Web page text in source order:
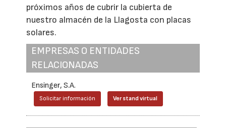
próximos años de cubrir la cubierta de
nuestro almacén de la Llagosta con placas
solares.
EMPRESAS O ENTIDADES
RELACIONADAS
Ensinger, S.A.
Solicitar información Ver stand virtual